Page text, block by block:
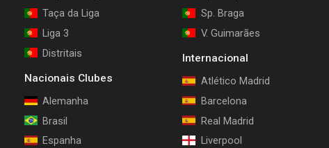
Taça da Liga
Liga 3
Distritais
Nacionais Clubes
Alemanha
Brasil
Espanha
Sp. Braga
V. Guimarães
Internacional
Atlético Madrid
Barcelona
Real Madrid
Liverpool